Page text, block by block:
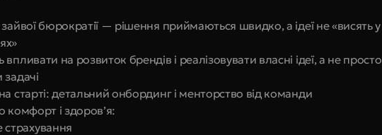
бюрократії — рішення приймаються швидко, а ідеї не «висять у
на розвиток брендів і реалізовувати власні ідеї, а не просто
старті: детальний онбординг і менторство від команди
комфорт і здоров’я: